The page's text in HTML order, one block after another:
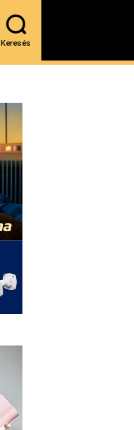
Keresés